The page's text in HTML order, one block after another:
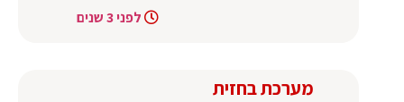
לפני 3 שנים
מערכת בחזית